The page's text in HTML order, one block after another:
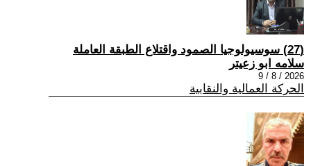
(27) سوسيولوجيا الصمود واقتلاع الطبقة العاملة
سلامه ابو زعيتر
2026 / 8 / 9
الحركة العمالية والنقابية